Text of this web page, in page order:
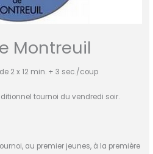
Montreuil
2 x 12 min. + 3 sec./coup
tournoi du vendredi soir.
au premier jeunes, à la première